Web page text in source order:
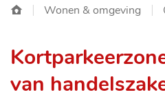
Startpagina
Wonen & omgeving
van